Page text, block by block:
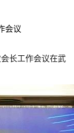
会议
长工作会议在武